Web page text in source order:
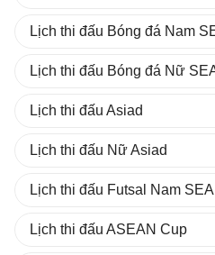
Lịch thi đấu Bóng đá Nam
Lịch thi đấu Bóng đá Nữ
Lịch thi đấu Asiad
Lịch thi đấu Nữ Asiad
Lịch thi đấu Futsal Nam
Lịch thi đấu ASEAN Cup